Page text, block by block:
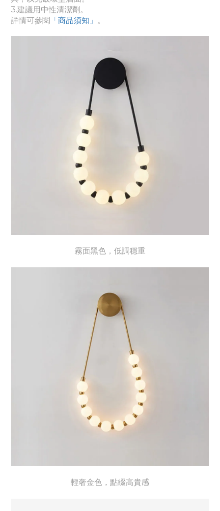
3.建議用中性清潔劑。
詳情可參閱 「商品須知 」 。
霧面黑色，低調穩重
輕奢金色，點綴高貴感